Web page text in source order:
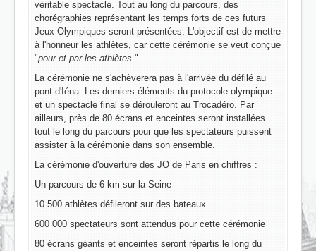
véritable spectacle. Tout au long du parcours, des
chorégraphies représentant les temps forts de ces futurs
Jeux Olympiques seront présentées. L'objectif est de mettre
à l'honneur les athlètes, car cette cérémonie se veut conçue
"pour et par les athlètes."
La cérémonie ne s'achèverera pas à l'arrivée du défilé au
pont d'Iéna. Les derniers éléments du protocole olympique
et un spectacle final se dérouleront au Trocadéro. Par
ailleurs, près de 80 écrans et enceintes seront installées
tout le long du parcours pour que les spectateurs puissent
assister à la cérémonie dans son ensemble.
La cérémonie d'ouverture des JO de Paris en chiffres :
Un parcours de 6 km sur la Seine
10 500 athlètes défileront sur des bateaux
600 000 spectateurs sont attendus pour cette cérémonie
80 écrans géants et enceintes seront répartis le long du